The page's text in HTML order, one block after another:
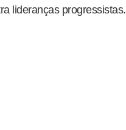
lideranças progressistas.